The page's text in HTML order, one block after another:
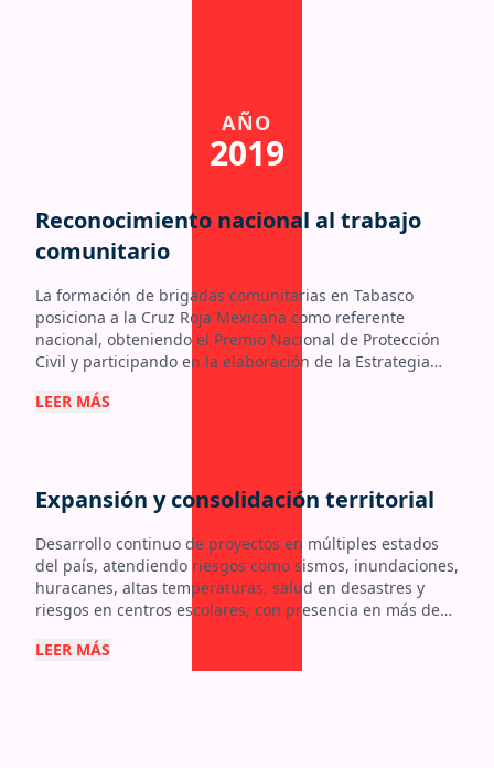
AÑO
2019
Reconocimiento nacional al trabajo
comunitario
La formación de brigadas comunitarias en Tabasco
posiciona a la Cruz Roja Mexicana como referente
nacional, obteniendo el Premio Nacional de Protección
Civil y participando en la elaboración de la Estrategia
LEER MÁS
Expansión y consolidación territorial
Desarrollo continuo de proyectos en múltiples estados
del país, atendiendo riesgos como sismos, inundaciones,
huracanes, altas temperaturas, salud en desastres y
riesgos en centros escolares, con presencia en más de
LEER MÁS